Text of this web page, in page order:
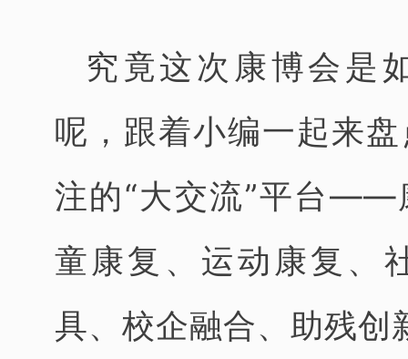
究竟这次康博会是
呢，跟着小编一起来
注的“大交流”平台——
童康复、运动康复、
具、校企融合、助残创